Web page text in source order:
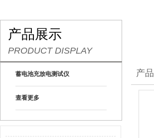
产品展示
PRODUCT DISPLAY
蓄电池充放电测试仪
查看更多
产